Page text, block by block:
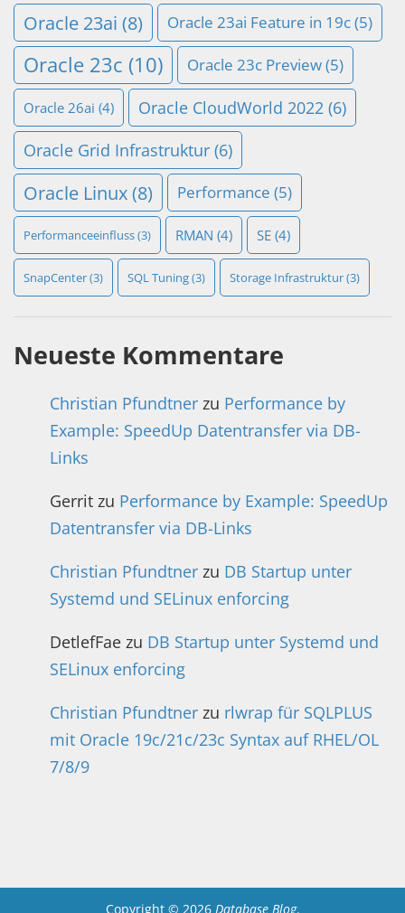
Oracle 23ai (8) Oracle 23ai Feature in 19c(5)
Oracle 23c (10) Oracle 23c Preview(5)
Oracle 26ai (4) Oracle CloudWorld 2022 (6)
Oracle Grid Infrastruktur (6)
Oracle Linux(8) Performance (5)
Performanceeinfluss(3) RMAN (4) SE (4)
SnapCenter(3) SQL Tuning(3) Storage Infrastruktur(3)
Neueste Kommentare
Christian Pfundtner zu Performance by
Example: SpeedUp Datentransfer via DB-
Links
Gerrit zu Performance by Example: SpeedUp
Datentransfer via DB-Links
Christian Pfundtner zu DB Startup unter
Systemd und SELinux enforcing
DetlefFae zu DB Startup unter Systemd und
SELinux enforcing
Christian Pfundtner zu rlwrap für SQLPLUS
mit Oracle 19c/21c/23c Syntax auf RHEL/OL
7/8/9
Copyright © 2026 Database Blog.